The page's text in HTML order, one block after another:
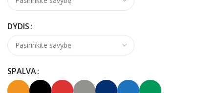
DYDIS
SPALVA